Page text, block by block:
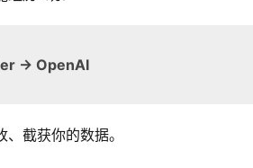
→ OpenAI
截获你的数据。